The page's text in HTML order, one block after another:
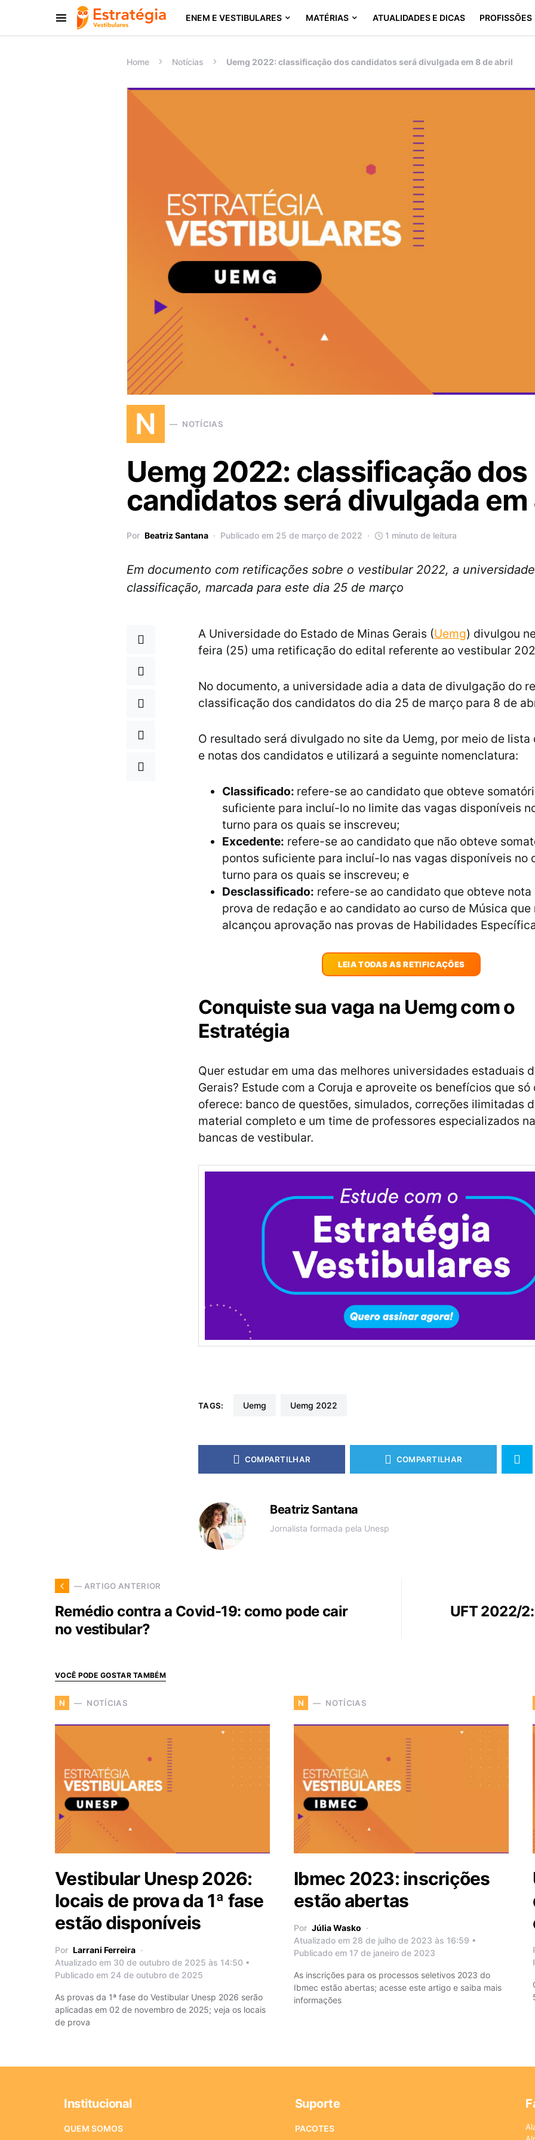
ENEM E VESTIBULARES MATÉRIAS ATUALIDADES E DICAS PROFISSÕES
Procurar:
Home Notícias Uemg 2022: classificação dos candidatos será divulgada em 8 de abril
N NOTÍCIAS
Uemg 2022: classificação dos
candidatos será divulgada em
Por Beatriz Santana Publicado em 25 de março de 2022 1 minuto de leitura
Em documento com retificações sobre o vestibular 2022, a
classificação, marcada para este dia 25 de março
A Universidade do Estado de Minas Gerais (Uemg) divulgou
feira (25) uma retificação do edital referente ao vestibular
No documento, a universidade adia a data de divulgação do
classificação dos candidatos do dia 25 de março para 8 de
O resultado será divulgado no site da Uemg, por meio de lista
e notas dos candidatos e utilizará a seguinte nomenclatura:
Classificado: refere-se ao candidato que obteve
suficiente para incluí-lo no limite das vagas disponíveis
turno para os quais se inscreveu;
Excedente: refere-se ao candidato que não obteve
pontos suficiente para incluí-lo nas vagas disponíveis no
turno para os quais se inscreveu; e
Desclassificado: refere-se ao candidato que obteve nota
prova de redação e ao candidato ao curso de Música que
alcançou aprovação nas provas de Habilidades
LEIA TODAS AS RETIFICAÇÕES
Conquiste sua vaga na Uemg com o
Estratégia
Quer estudar em uma das melhores universidades estaduais
Gerais? Estude com a Coruja e aproveite os benefícios que só
oferece: banco de questões, simulados, correções ilimitadas
material completo e um time de professores especializados
bancas de vestibular.
TAGS: uemg uemg 2022
COMPARTILHAR COMPARTILHAR
Beatriz Santana
Jornalista formada pela Unesp
— ARTIGO ANTERIOR
Remédio contra a Covid-19: como pode cair
no vestibular?
UFT 2022/
VOCÊ PODE GOSTAR TAMBÉM
N NOTÍCIAS
Vestibular Unesp 2026:
locais de prova da 1ª fase
estão disponíveis
Por Larrani Ferreira
Atualizado em 30 de outubro de 2025 às 14:50 •
Publicado em 24 de outubro de 2025
As provas da 1ª fase do Vestibular Unesp 2026 serão
aplicadas em 02 de novembro de 2025; veja os locais
de prova
N NOTÍCIAS
Ibmec 2023: inscrições
estão abertas
Por Júlia Wasko
Atualizado em 28 de julho de 2023 às 16:59 •
Publicado em 17 de janeiro de 2023
As inscrições para os processos seletivos 2023 do
Ibmec estão abertas; acesse este artigo e saiba mais
informações
Institucional
QUEM SOMOS
Suporte
PACOTES